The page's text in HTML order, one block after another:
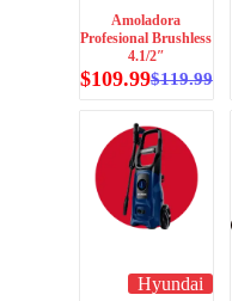
Amoladora
Profesional Brushless
4.1/2″
$119.99
$109.99
Hyundai